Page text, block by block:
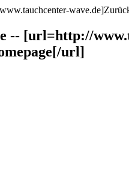
-- [url=http://
url]